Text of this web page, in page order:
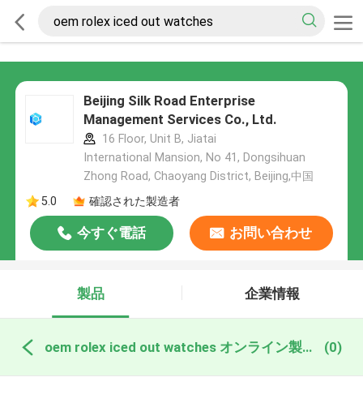
Beijing Silk Road Enterprise
Management Services Co., Ltd.
16 Floor, Unit B, Jiatai
International Mansion, No 41, Dongsihuan
Zhong Road, Chaoyang District, Beijing,中国
5.0
確認された製造者
今すぐ電話 お問い合わせ
製品 企業情報
oem rolex iced out watches オンライン製造 (0)